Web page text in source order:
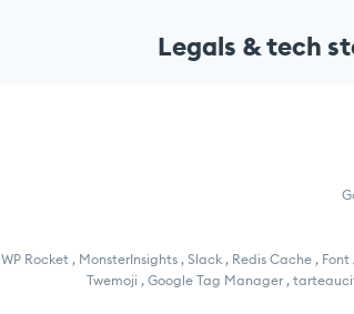
Legals & tech
WP Rocket , MonsterInsights , Slack , Redis Cache ,
Twemoji , Google Tag Manager ,